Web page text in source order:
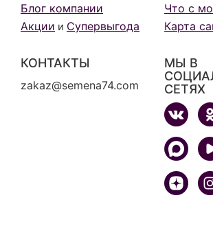
Блог компании
Акции и Супервыгода
Что с
Карта
КОНТАКТЫ
zakaz@semena74.com
МЫ В
СЕТЯХ